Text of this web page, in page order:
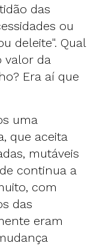
das
ou
deleite". Qual
valor da
Era aí que
uma
que aceita
mutáveis
continua a
com
das
eram